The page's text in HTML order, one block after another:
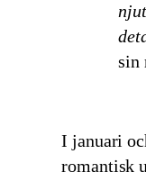
sin
I januari
romantisk